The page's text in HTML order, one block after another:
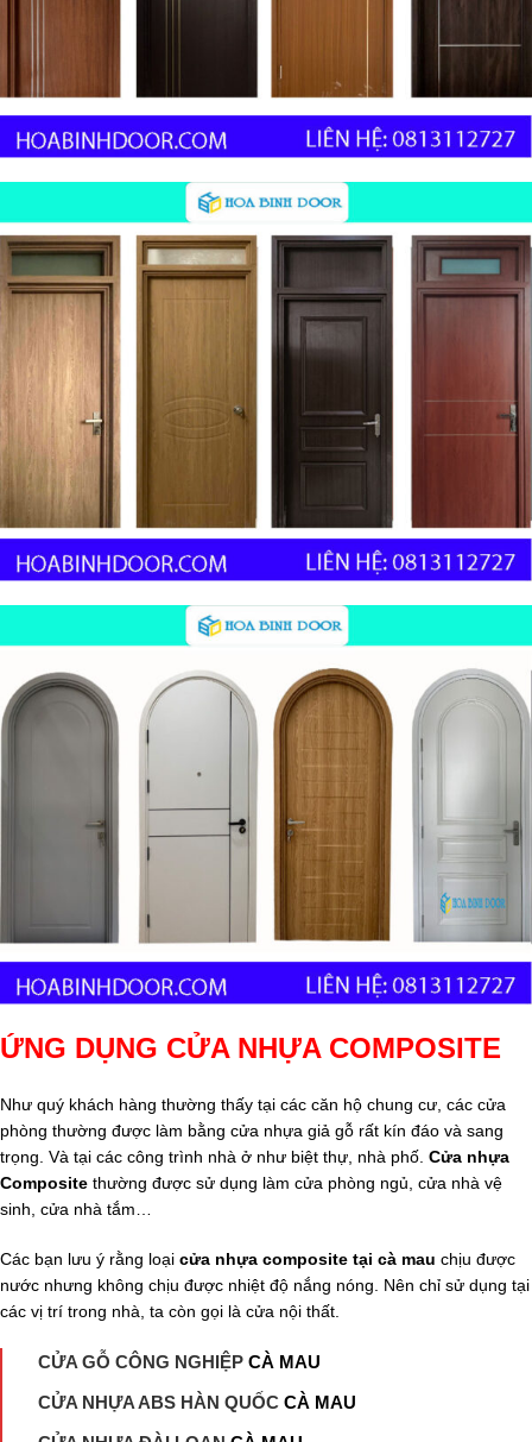
ỨNG DỤNG CỬA NHỰA COMPOSITE
Như quý khách hàng thường thấy tại các căn hộ chung cư, các cửa
phòng thường được làm bằng cửa nhựa giả gỗ rất kín đáo và sang
trọng. Và tại các công trình nhà ở như biệt thự, nhà phố. Cửa nhựa
Composite thường được sử dụng làm cửa phòng ngủ, cửa nhà vệ
sinh, cửa nhà tắm…
Các bạn lưu ý rằng loại cửa nhựa composite tại cà mau chịu được
nước nhưng không chịu được nhiệt độ nắng nóng. Nên chỉ sử dụng tại
các vị trí trong nhà, ta còn gọi là cửa nội thất.
CỬA GỖ CÔNG NGHIỆP CÀ MAU
CỬA NHỰA ABS HÀN QUỐC CÀ MAU